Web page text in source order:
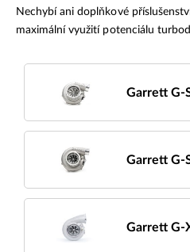
Nechybí ani doplňkové
maximální využití potenciálu
Garrett G-
Garrett G-
Garrett G-